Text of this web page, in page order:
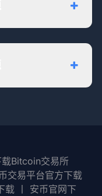
载Bitcoin交易所
交易平台官方下载
载
安币官网下